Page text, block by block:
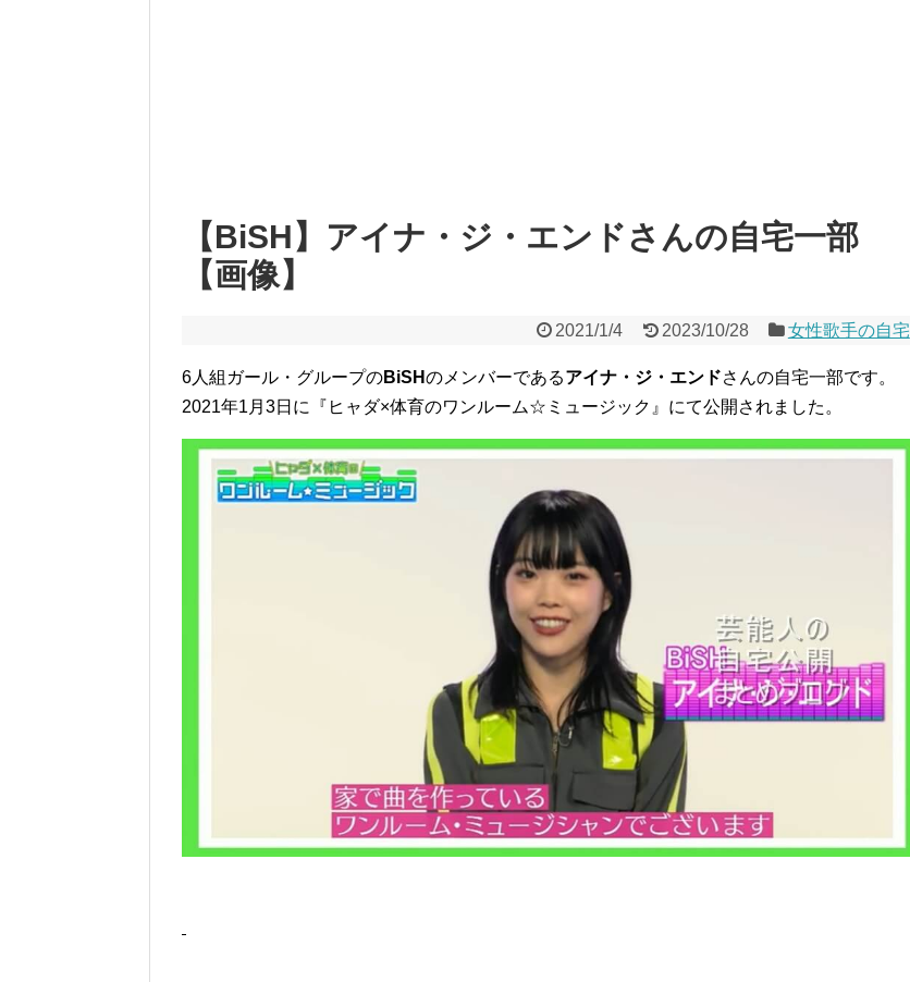
【BiSH】アイナ・ジ・エンドさんの自宅一部
【画像】
2021/1/4 2023/10/28 女性歌手の自宅
6人組ガール・グループのBiSHのメンバーであるアイナ・ジ・エンドさんの自宅一部です。
2021年1月3日に『ヒャダ×体育のワンルーム☆ミュージック』にて公開されました。